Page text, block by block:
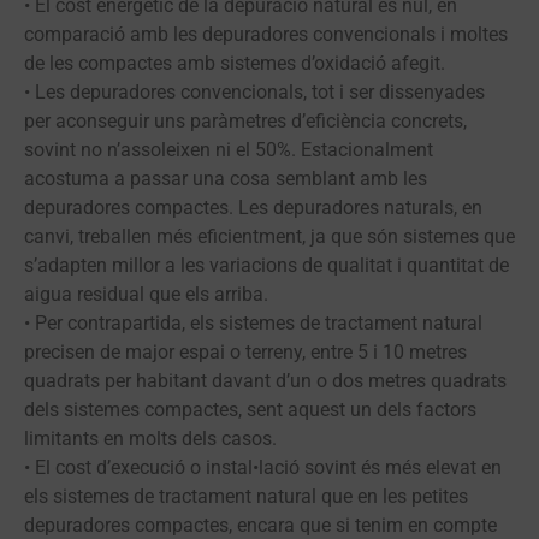
• El cost energètic de la depuració natural és nul, en
comparació amb les depuradores convencionals i moltes
de les compactes amb sistemes d’oxidació afegit.
• Les depuradores convencionals, tot i ser dissenyades
per aconseguir uns paràmetres d’eficiència concrets,
sovint no n’assoleixen ni el 50%. Estacionalment
acostuma a passar una cosa semblant amb les
depuradores compactes. Les depuradores naturals, en
canvi, treballen més eficientment, ja que són sistemes que
s’adapten millor a les variacions de qualitat i quantitat de
aigua residual que els arriba.
• Per contrapartida, els sistemes de tractament natural
precisen de major espai o terreny, entre 5 i 10 metres
quadrats per habitant davant d’un o dos metres quadrats
dels sistemes compactes, sent aquest un dels factors
limitants en molts dels casos.
• El cost d’execució o instal•lació sovint és més elevat en
els sistemes de tractament natural que en les petites
depuradores compactes, encara que si tenim en compte